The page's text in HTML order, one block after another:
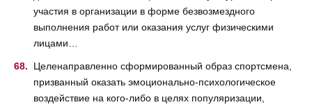
участия в организации в форме безвозмездного
выполнения работ или оказания услуг физическими
лицами…
Целенаправленно сформированный образ спортсмена,
призванный оказать эмоционально-психологическое
воздействие на кого-либо в целях популяризации,